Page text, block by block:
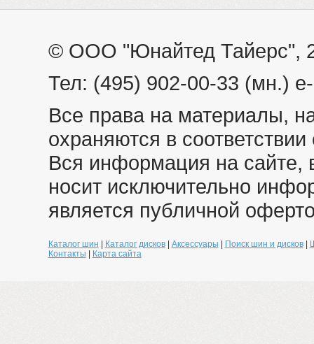
© ООО "Юнайтед Тайерс",
Тел: (495) 902-00-33 (мн.)
Все права на материалы,
охраняются в
Вся информация на сайте,
носит исключительно
является публичной
Каталог шин Каталог дисков| Аксессуары Поиск шин и дисков|
Контакты
Карта сайта